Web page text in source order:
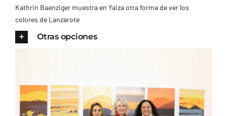
AYUNTAMIENTO
CONTACTO
Kathrin Baenziger muestra en Yaiza otra forma de ver los
colores de Lanzarote
Otras opciones